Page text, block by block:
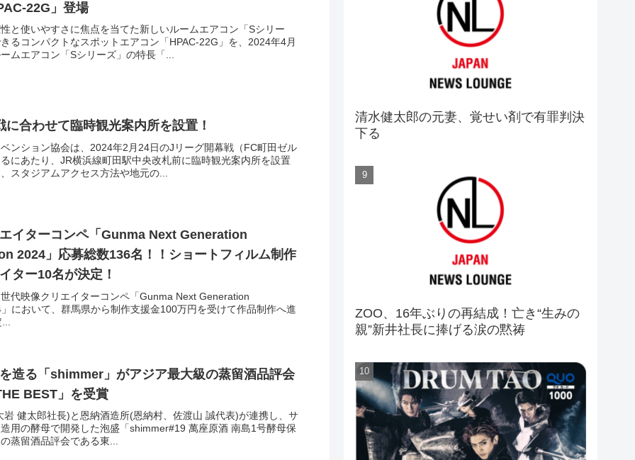
22G」登場
と使いやすさに焦点を当てた新しいルームエアコン「Sシリー
るコンパクトなスポットエアコン「HPAC-22G」を、2024年4月
ムエアコン「Sシリーズ」の特長「...
合わせて臨時観光案内所を設置！
ンション協会は、2024年2月24日のJリーグ開幕戦（FC町田ゼル
にあたり、JR横浜線町田駅中央改札前に臨時観光案内所を設置
スタジアムアクセス方法や地元の...
イターコンペ「Gunma Next Generation
2024」応募総数136名！！ショートフィルム制作
ター10名が決定！
代映像クリエイターコンペ「Gunma Next Generation
において、群馬県から制作支援金100万円を受けて作品制作へ進
造る「shimmer」がアジア最大級の蒸留酒品評会
BEST」を受賞
健太郎社長)と恩納酒造所(恩納村、佐渡山 誠代表)が連携し、サ
用の酵母で開発した泡盛「shimmer#19 萬座原酒 南島1号酵母保
蒸留酒品評会である東...
清水健太郎の元妻、覚せい剤で有罪判決
下る
ZOO、16年ぶりの再結成！亡き“生みの
親”新井社長に捧げる涙の黙祷